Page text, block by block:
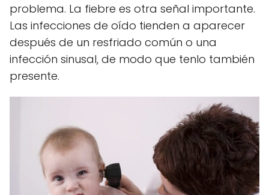
problema. La fiebre es otra señal importante.
Las infecciones de oído tienden a aparecer
después de un resfriado común o una
infección sinusal, de modo que tenlo también
presente.